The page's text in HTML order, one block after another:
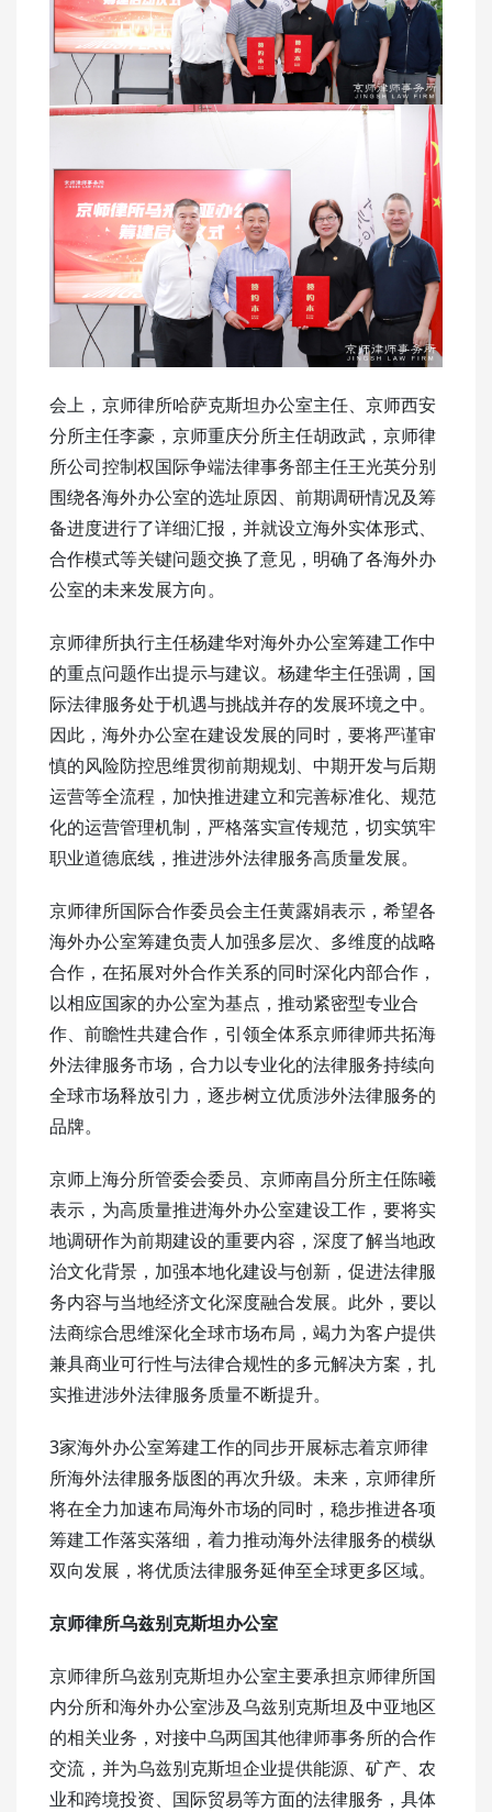
会上，京师律所哈萨克斯坦办公室主任、京师西安
分所主任李豪，京师重庆分所主任胡政武，京师律
所公司控制权国际争端法律事务部主任王光英分别
围绕各海外办公室的选址原因、前期调研情况及筹
备进度进行了详细汇报，并就设立海外实体形式、
合作模式等关键问题交换了意见，明确了各海外办
公室的未来发展方向。
京师律所执行主任杨建华对海外办公室筹建工作中
的重点问题作出提示与建议。杨建华主任强调，国
际法律服务处于机遇与挑战并存的发展环境之中。
因此，海外办公室在建设发展的同时，要将严谨审
慎的风险防控思维贯彻前期规划、中期开发与后期
运营等全流程，加快推进建立和完善标准化、规范
化的运营管理机制，严格落实宣传规范，切实筑牢
职业道德底线，推进涉外法律服务高质量发展。
京师律所国际合作委员会主任黄露娟表示，希望各
海外办公室筹建负责人加强多层次、多维度的战略
合作，在拓展对外合作关系的同时深化内部合作，
以相应国家的办公室为基点，推动紧密型专业合
作、前瞻性共建合作，引领全体系京师律师共拓海
外法律服务市场，合力以专业化的法律服务持续向
全球市场释放引力，逐步树立优质涉外法律服务的
品牌。
京师上海分所管委会委员、京师南昌分所主任陈曦
表示，为高质量推进海外办公室建设工作，要将实
地调研作为前期建设的重要内容，深度了解当地政
治文化背景，加强本地化建设与创新，促进法律服
务内容与当地经济文化深度融合发展。此外，要以
法商综合思维深化全球市场布局，竭力为客户提供
兼具商业可行性与法律合规性的多元解决方案，扎
实推进涉外法律服务质量不断提升。
3家海外办公室筹建工作的同步开展标志着京师律
所海外法律服务版图的再次升级。未来，京师律所
将在全力加速布局海外市场的同时，稳步推进各项
筹建工作落实落细，着力推动海外法律服务的横纵
双向发展，将优质法律服务延伸至全球更多区域。
京师律所乌兹别克斯坦办公室
京师律所乌兹别克斯坦办公室主要承担京师律所国
内分所和海外办公室涉及乌兹别克斯坦及中亚地区
的相关业务，对接中乌两国其他律师事务所的合作
交流，并为乌兹别克斯坦企业提供能源、矿产、农
业和跨境投资、国际贸易等方面的法律服务，具体